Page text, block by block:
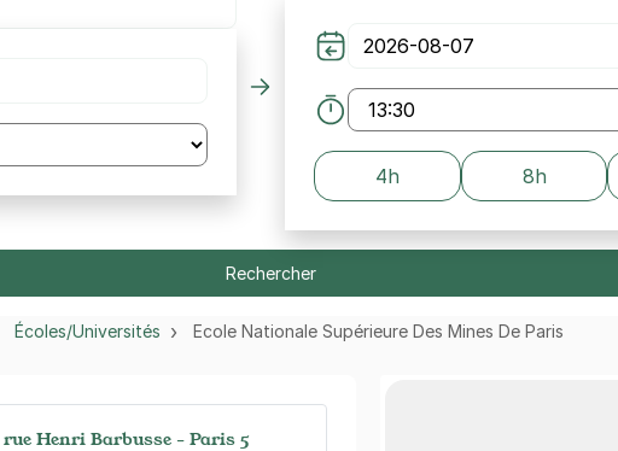
4h 8h
Rechercher
Écoles/Universités Ecole Nationale Supérieure Des Mines De Paris
Henri Barbusse - Paris 5